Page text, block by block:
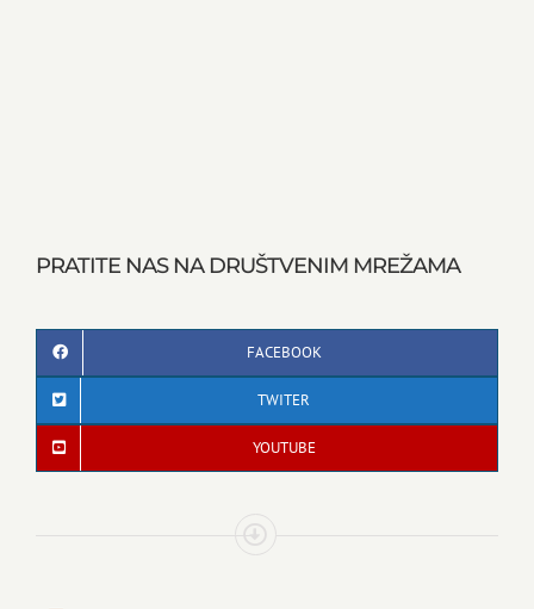
PRATITE NAS NA DRUŠTVENIM MREŽAMA
FACEBOOK
TWITER
YOUTUBE